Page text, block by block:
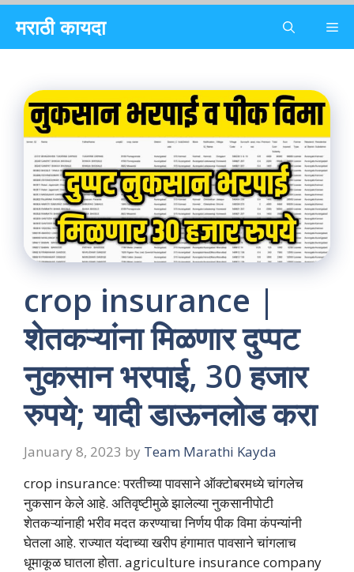
content
मराठी कायदा
crop insurance |
शेतकऱ्यांना मिळणार दुप्पट
नुकसान भरपाई, 30 हजार
रुपये; यादी डाऊनलोड करा
January 8, 2023 by Team Marathi Kayda
crop insurance: परतीच्या पावसाने ऑक्टोबरमध्ये चांगलेच
नुकसान केले आहे. अतिवृष्टीमुळे झालेल्या नुकसानीपोटी
शेतकऱ्यांनाही भरीव मदत करण्याचा निर्णय पीक विमा कंपन्यांनी
घेतला आहे. राज्यात यंदाच्या खरीप हंगामात पावसाने चांगलाच
धूमाकूळ घातला होता. agriculture insurance company